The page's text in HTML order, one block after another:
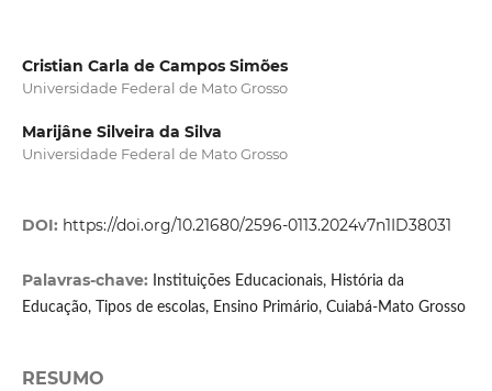
Cristian Carla de Campos Simões
Universidade Federal de Mato Grosso
Marijâne Silveira da Silva
Universidade Federal de Mato Grosso
DOI: https://doi.org/10.21680/2596-0113.2024v7n1ID38031
Palavras-chave:
Instituições Educacionais, História da
Educação, Tipos de escolas, Ensino Primário, Cuiabá-Mato Grosso
RESUMO